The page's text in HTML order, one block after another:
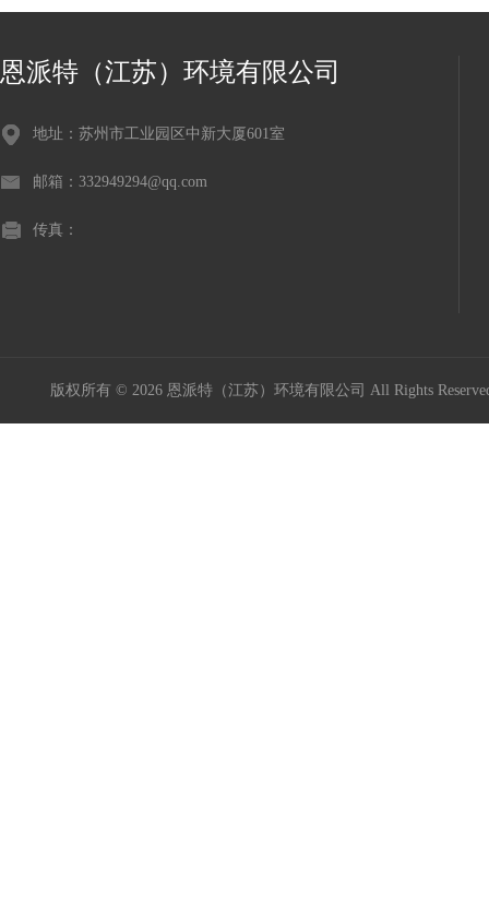
恩派特（江苏）环境有限公司
地址：苏州市工业园区中新大厦601室
邮箱：332949294@qq.com
传真：
版权所有 © 2026 恩派特（江苏）环境有限公司 All Rights